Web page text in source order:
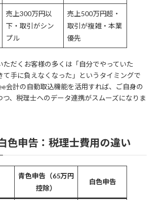
売上300万円以
下・取引がシン
プル
売上500万円超・
取引が複雑・本業
優先
ただくお客様の多くは「自分でやっていた
て手に負えなくなった」というタイミングで
会計の自動取込機能を活用すれば、ご自身の
、税理士へのデータ連携がスムーズになりま
色申告：税理士費用の違い
青色申告（65万円
控除）
白色申告